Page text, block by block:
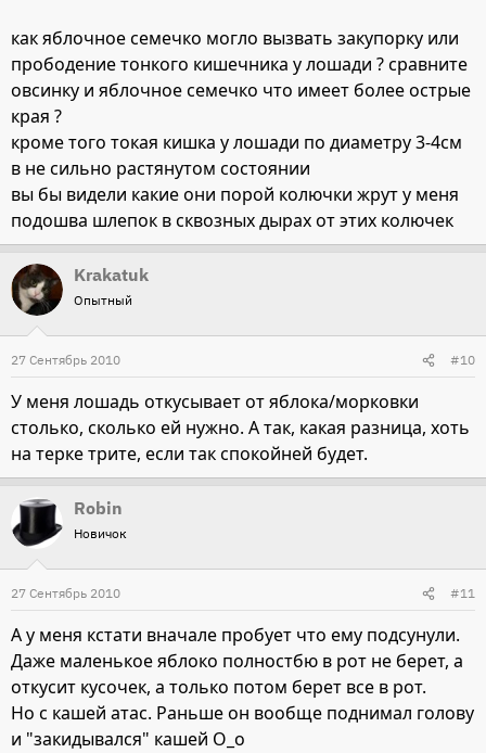
как яблочное семечко могло вызвать закупорку или
прободение тонкого кишечника у лошади ? сравните
овсинку и яблочное семечко что имеет более острые
края ?
кроме того токая кишка у лошади по диаметру 3-4см
в не сильно растянутом состоянии
вы бы видели какие они порой колючки жрут у меня
подошва шлепок в сквозных дырах от этих колючек
Krakatuk
Опытный
27 Сентябрь 2010 #10
У меня лошадь откусывает от яблока/морковки
столько, сколько ей нужно. А так, какая разница, хоть
на терке трите, если так спокойней будет.
Robin
Новичок
27 Сентябрь 2010 #11
А у меня кстати вначале пробует что ему подсунули.
Даже маленькое яблоко полностбю в рот не берет, а
откусит кусочек, а только потом берет все в рот.
Но с кашей атас. Раньше он вообще поднимал голову
и "закидывался" кашей О_о